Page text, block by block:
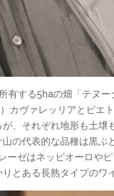
有する5haの畑「テヌ
カヴァレッリアとピエ
、それぞれ地形も土壌
の代表的な品種は黒
ゼはネッビオーロやピ
とある長熟タイプのワ